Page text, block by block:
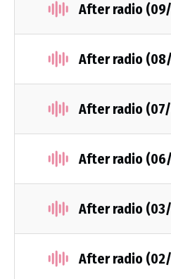
After radio
After radio
After radio
After radio
After radio
After radio